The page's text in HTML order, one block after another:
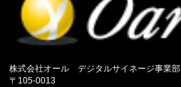
株式会社オール デジタルサイネージ事業部
〒105-0013